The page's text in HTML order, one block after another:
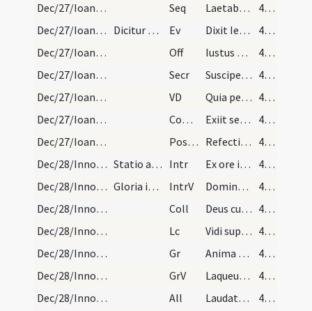
Dec/27/Ioannes apostolus/M2/Mass Propers
Seq Laetabundus
47 (12r)
Dec/27/Ioannes apostolus/M2/Mass Propers
Dicitur Credo. Ev Dixit Iesus ... Sequere me
47 (12r)
Dec/27/Ioannes apostolus/M2/Mass Propers
Off Iustus ut palma florebit
47 (12r)
Dec/27/Ioannes apostolus/M2/Mass Propers
Secr Suscipe munera Domine quae in eius tibi sollemnitate deferimus
47 (12r)
Dec/27/Ioannes apostolus/M2/Mass Propers
VD Quia per incarnati Verbi
47 (12r)
Dec/27/Ioannes apostolus/M2/Mass Propers
Comm Exiit sermo inter fratres
47 (12r)
Dec/27/Ioannes apostolus/M2/Mass Propers
Postcomm Refecti cibo potuque
48 (12v)
Dec/28/Innocentes/M2/Mass Propers
Statio ad sanctum Paulum Intr Ex ore infantium
48 (12v)
Dec/28/Innocentes/M2/Mass Propers
Gloria in excelsis Deo. IntrV Domine Dominus noster
48 (12v)
Dec/28/Innocentes/M2/Mass Propers
Coll Deus cuius hodierna die praeconium
48 (12v)
Dec/28/Innocentes/M2/Mass Propers
Lc Vidi supra montem Sion agnum stantem
48 (12v)
Dec/28/Innocentes/M2/Mass Propers
Gr Anima nostra sicut passer erepta est
48 (12v)
Dec/28/Innocentes/M2/Mass Propers
GrV Laqueus contritus est
48 (12v)
Dec/28/Innocentes/M2/Mass Propers
All Laudate pueri Dominum
48 (12v)